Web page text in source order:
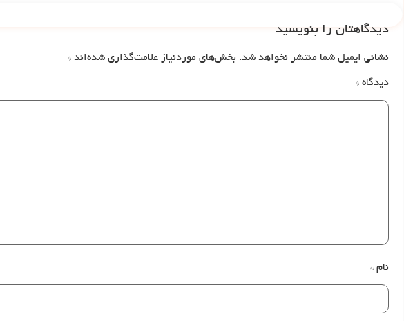
دیدگاهتان را بنویسید
نشانی ایمیل شما منتشر نخواهد شد. بخش‌های موردنیاز علامت‌گذاری شده‌اند *
دیدگاه *
نام *